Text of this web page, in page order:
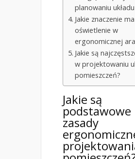
planowaniu
Jakie znaczenie ma
oświetlenie w
ergonomicznej
Jakie są
w projektowaniu
pomieszczeń?
Jakie są
podstawowe
zasady